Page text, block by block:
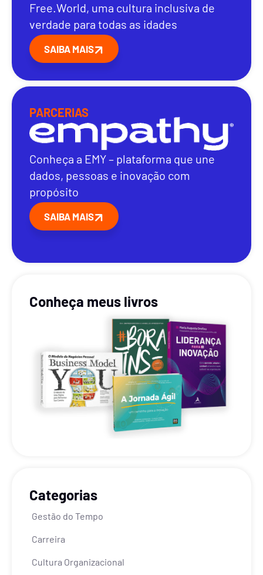
Free.World, uma cultura inclusiva de
verdade para todas as idades
SAIBA MAIS
PARCERIAS
Conheça a EMY – plataforma que une
dados, pessoas e inovação com
propósito
SAIBA MAIS
Conheça meus livros
Categorias
Gestão do Tempo
Carreira
Cultura Organizacional